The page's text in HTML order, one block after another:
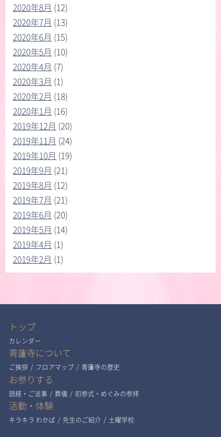
2020年8月 (12)
2020年7月 (13)
2020年6月 (15)
2020年5月 (10)
2020年4月 (7)
2020年3月 (1)
2020年2月 (18)
2020年1月 (16)
2019年12月 (20)
2019年11月 (24)
2019年10月 (19)
2019年9月 (21)
2019年8月 (12)
2019年7月 (21)
2019年6月 (20)
2019年5月 (14)
2019年4月 (1)
2019年2月 (1)
トップ
カレンダー
青蓮寺について
ご挨拶 / フロアマップ / 青蓮寺の歴史
お参りする
読経・ご法事 / 葬儀 / 初参式・めぐみの参拝
活動・体験
キラキラ わかば / 先生のご紹介 / 土曜学校